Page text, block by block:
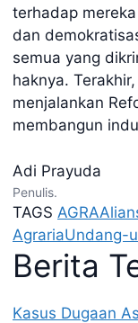
terhadap
dan
semua yang
haknya.
menjalankan
membangun
Adi Prayuda
Penulis.
TAGS AGRA
AgrariaUndang-
Berita
Kasus Dugaan